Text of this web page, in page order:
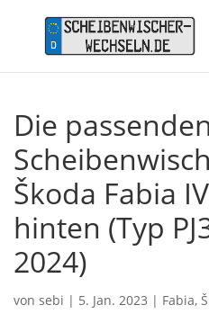
Die passenden
Škoda Fabia
hinten (Typ
2024)
von sebi | 5. Jan. 2023 | Fabia,